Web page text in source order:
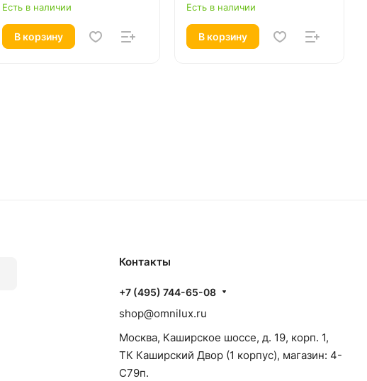
Есть в наличии
В корзину
Есть в наличии
В корзину
Контакты
+7 (495) 744-65-08
shop@omnilux.ru
Москва, Каширское шоссе, д. 19, корп. 1,
ТК Каширский Двор (1 корпус), магазин: 4-
C79п.